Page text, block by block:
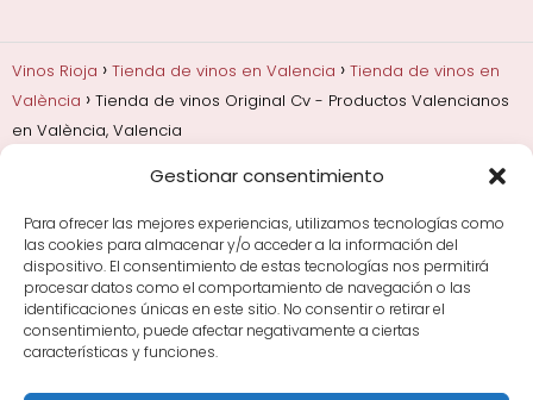
Gestionar consentimiento
Para ofrecer las mejores experiencias, utilizamos tecnologías como
las cookies para almacenar y/o acceder a la información del
dispositivo. El consentimiento de estas tecnologías nos permitirá
procesar datos como el comportamiento de navegación o las
identificaciones únicas en este sitio. No consentir o retirar el
consentimiento, puede afectar negativamente a ciertas
características y funciones.
Vinos Rioja Tienda de vinos en Valencia
Tienda de vinos en
València
Tienda de vinos Original Cv - Productos Valencianos
en València, Valencia
Añadas, crianza y guarda
Bodegas y marcas de
Comprar vino
Rioja y guías de regalo
Cultura del vino y
curiosidades
Enoturismo en Rioja
Maridajes y vino en la mesa
Tiendas de vino por
ciudades
Tipos de Rioja y clasificación